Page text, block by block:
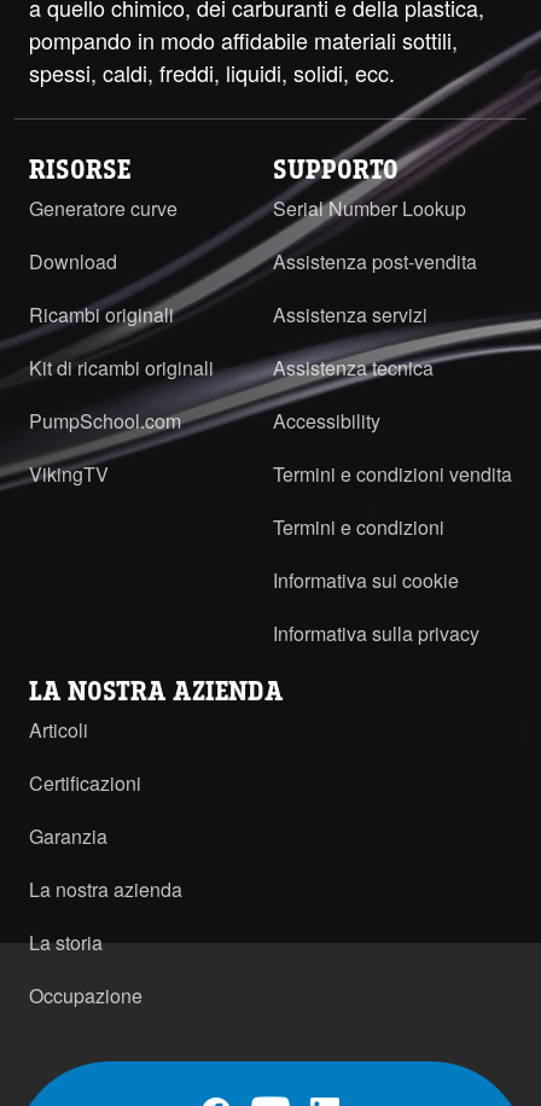
a quello chimico, dei carburanti e della plastica,
pompando in modo affidabile materiali sottili,
spessi, caldi, freddi, liquidi, solidi, ecc.
RISORSE
Generatore curve
Download
Ricambi originali
Kit di ricambi originali
PumpSchool.com
VikingTV
SUPPORTO
Serial Number Lookup
Assistenza post-vendita
Assistenza servizi
Assistenza tecnica
Accessibility
Termini e condizioni vendita
Termini e condizioni
Informativa sui cookie
Informativa sulla privacy
LA NOSTRA AZIENDA
Articoli
Certificazioni
Garanzia
La nostra azienda
La storia
Occupazione